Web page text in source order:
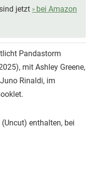
jetzt
bei Amazon
Pandastorm
mit Ashley Greene,
Rinaldi, im
enthalten, bei